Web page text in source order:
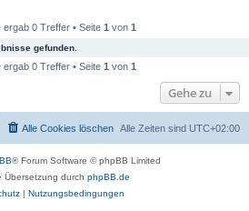
ergab 0 Treffer • Seite 1 von 1
gefunden.
ergab 0 Treffer • Seite 1 von 1
Gehe zu
Alle Zeiten sind UTC+02:00
Alle Cookies löschen
® Forum Software © phpBB Limited
Übersetzung durch phpBB.de
| Nutzungsbedingungen